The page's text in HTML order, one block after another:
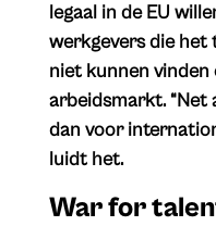
legaal in de EU
werkgevers die het
niet kunnen vinden
arbeidsmarkt. “Net
dan voor
luidt het.
War for